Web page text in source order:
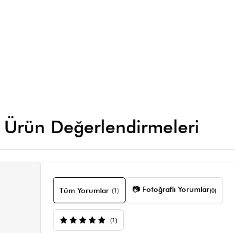
Ürün Değerlendirmeleri
Tüm Yorumlar (1) 📷 Fotoğraflı Yorumlar(0)
(1)